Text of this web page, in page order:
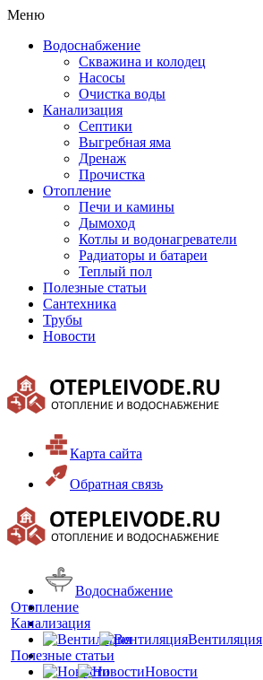
Меню
Водоснабжение
Скважина и колодец
Насосы
Очистка воды
Канализация
Септики
Выгребная яма
Дренаж
Прочистка
Отопление
Печи и камины
Дымоход
Котлы и водонагреватели
Радиаторы и батареи
Теплый пол
Полезные статьи
Сантехника
Трубы
Новости
Карта сайта
Обратная связь
Водоснабжение
Отопление
Канализация
Вентиляция
Полезные статьи
Новости